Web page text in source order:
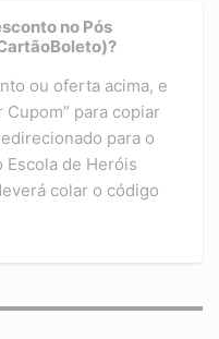
no Pós
ou oferta acima, e
para copiar
para o
Escola de Heróis
colar o código